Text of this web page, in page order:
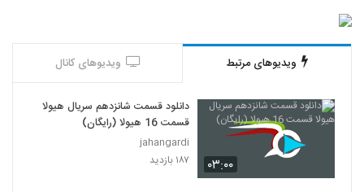
ویدیوهای مرتبط ویدیوهای کانال
۰۳:۰۰
دانلود قسمت شانزدهم سریال هیولا
قسمت 16 هیولا (رایگان)
jahangardi
۱۸۷ بازدید